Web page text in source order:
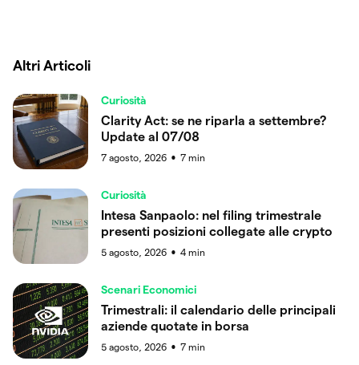
Altri Articoli
Curiosità
Clarity Act: se ne riparla a settembre?
Update al 07/08
7 agosto, 2026 ● 7 min
Curiosità
Intesa Sanpaolo: nel filing trimestrale
presenti posizioni collegate alle crypto
5 agosto, 2026 ● 4 min
Scenari Economici
Trimestrali: il calendario delle principali
aziende quotate in borsa
5 agosto, 2026 ● 7 min